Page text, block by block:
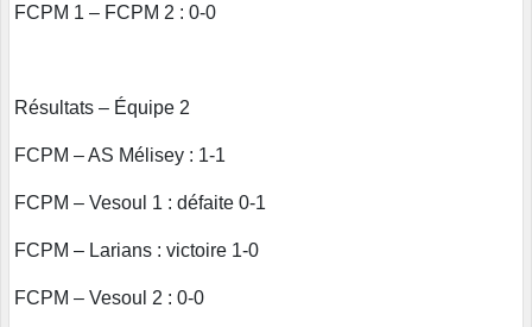
FCPM 1 – FCPM 2 : 0-0
Résultats – Équipe 2
FCPM – AS Mélisey : 1-1
FCPM – Vesoul 1 : défaite 0-1
FCPM – Larians : victoire 1-0
FCPM – Vesoul 2 : 0-0